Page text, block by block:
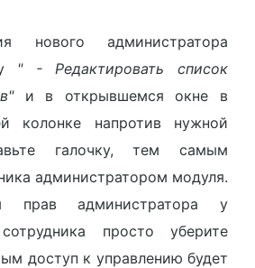
нового администратора
"- Редактировать список
и в открывшемся окне в
колонке напротив нужной
галочку, тем самым
администратором модуля.
администратора у
просто уберите
доступ к управлению будет